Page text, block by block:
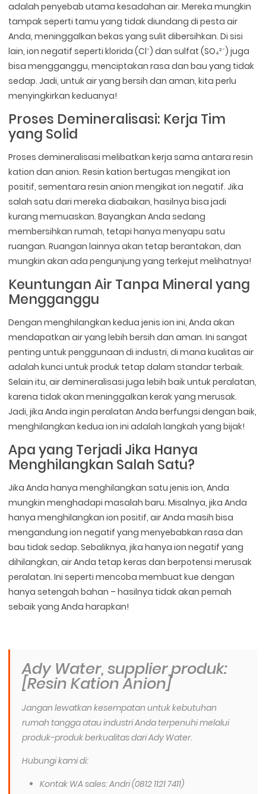
adalah penyebab utama kesadahan air. Mereka mungkin
tampak seperti tamu yang tidak diundang di pesta air
Anda, meninggalkan bekas yang sulit dibersihkan. Di sisi
lain, ion negatif seperti klorida (Cl⁻) dan sulfat (SO₄²⁻) juga
bisa mengganggu, menciptakan rasa dan bau yang tidak
sedap. Jadi, untuk air yang bersih dan aman, kita perlu
menyingkirkan keduanya!
Proses Demineralisasi: Kerja Tim
yang Solid
Proses demineralisasi melibatkan kerja sama antara resin
kation dan anion. Resin kation bertugas mengikat ion
positif, sementara resin anion mengikat ion negatif. Jika
salah satu dari mereka diabaikan, hasilnya bisa jadi
kurang memuaskan. Bayangkan Anda sedang
membersihkan rumah, tetapi hanya menyapu satu
ruangan. Ruangan lainnya akan tetap berantakan, dan
mungkin akan ada pengunjung yang terkejut melihatnya!
Keuntungan Air Tanpa Mineral yang
Mengganggu
Dengan menghilangkan kedua jenis ion ini, Anda akan
mendapatkan air yang lebih bersih dan aman. Ini sangat
penting untuk penggunaan di industri, di mana kualitas air
adalah kunci untuk produk tetap dalam standar terbaik.
Selain itu, air demineralisasi juga lebih baik untuk peralatan,
karena tidak akan meninggalkan kerak yang merusak.
Jadi, jika Anda ingin peralatan Anda berfungsi dengan baik,
menghilangkan kedua ion ini adalah langkah yang bijak!
Apa yang Terjadi Jika Hanya
Menghilangkan Salah Satu?
Jika Anda hanya menghilangkan satu jenis ion, Anda
mungkin menghadapi masalah baru. Misalnya, jika Anda
hanya menghilangkan ion positif, air Anda masih bisa
mengandung ion negatif yang menyebabkan rasa dan
bau tidak sedap. Sebaliknya, jika hanya ion negatif yang
dihilangkan, air Anda tetap keras dan berpotensi merusak
peralatan. Ini seperti mencoba membuat kue dengan
hanya setengah bahan – hasilnya tidak akan pernah
sebaik yang Anda harapkan!
Ady Water, supplier produk:
[Resin Kation Anion]
Jangan lewatkan kesempatan untuk kebutuhan
rumah tangga atau industri Anda terpenuhi melalui
produk-produk berkualitas dari Ady Water.
Hubungi kami di:
Kontak WA sales: Andri (0812 1121 7411)